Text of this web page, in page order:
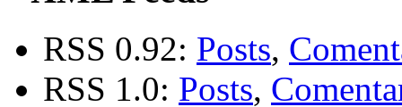
RSS 0.92: Posts,
RSS 1.0: Posts,